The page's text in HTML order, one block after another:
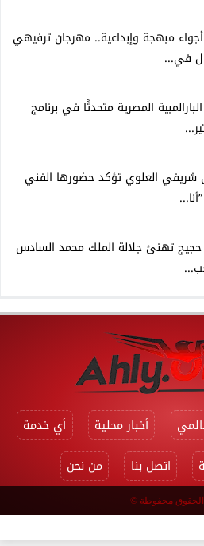
مبهجة وإبداعية.. مهرجان ترفيهي
في...
المصرية متحدثًا في برنامج
العلوي تؤكد حضورها الفني
تهنئ جلالة الملك محمد السادس
أخبار محلية
أي خدمة
اتصل بنا من نحن
محفوظة ©